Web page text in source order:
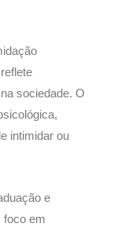
sociedade. O
intimidar ou
e
foco em